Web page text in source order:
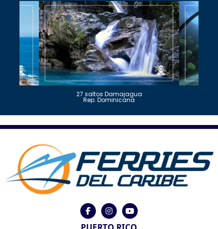
27 saltos Damajagua
Rep. Dominicana